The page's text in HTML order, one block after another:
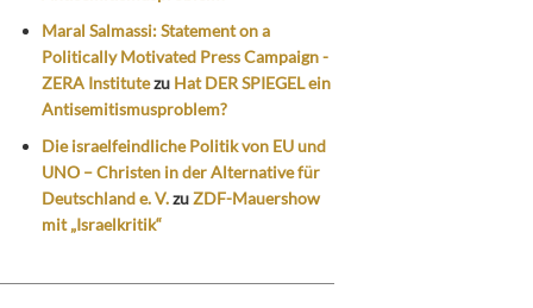
Maral Salmassi: Statement on a
Politically Motivated Press Campaign -
ZERA Institutezu Hat DER SPIEGEL ein
Antisemitismusproblem?
Die israelfeindliche Politik von EU und
UNO – Christen in der Alternative für
Deutschland e. V.zuZDF-Mauershow
mit „Israelkritik“